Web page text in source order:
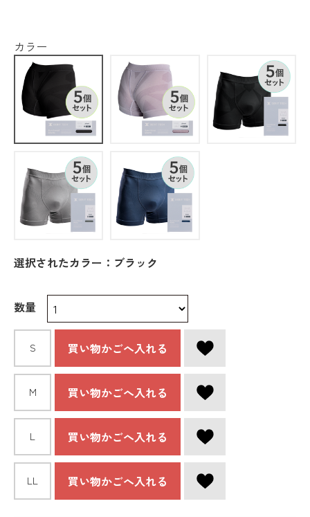
カラー
選択されたカラー：ブラック
数量
S 買い物かごへ入れる
M 買い物かごへ入れる
L 買い物かごへ入れる
LL 買い物かごへ入れる